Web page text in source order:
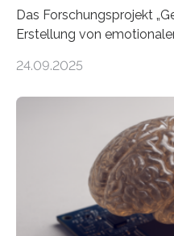
Das Forschungsprojekt
Erstellung von
Förderung in Höhe von
der MindPort GmbH eine
Lösung zur Erzeugung
Avatare. Gen-AIvatar
kosteneffiziente
erstellen. „Besonders
Animation, bei der
24.09.2025